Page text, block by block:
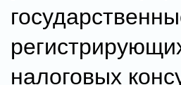
налоговых